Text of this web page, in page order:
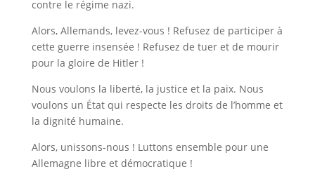
contre le régime nazi.
Alors, Allemands, levez-vous ! Refusez de participer à
cette guerre insensée ! Refusez de tuer et de mourir
pour la gloire de Hitler !
Nous voulons la liberté, la justice et la paix. Nous
voulons un État qui respecte les droits de l’homme et
la dignité humaine.
Alors, unissons-nous ! Luttons ensemble pour une
Allemagne libre et démocratique !